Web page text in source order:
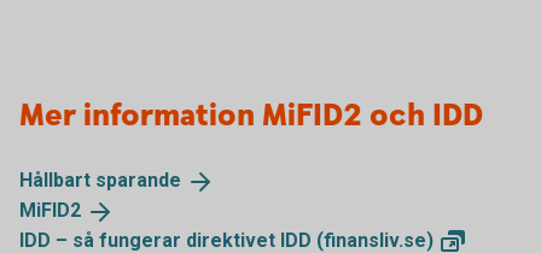
Mer information MiFID2 och IDD
Hållbart sparande
MiFID2
IDD – så fungerar direktivet IDD (finansliv.se)